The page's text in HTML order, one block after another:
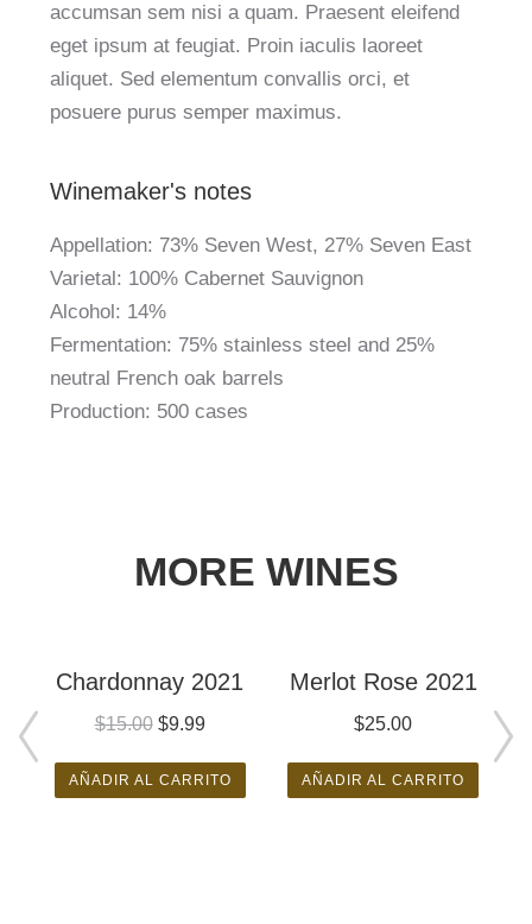
accumsan sem nisi a quam. Praesent eleifend
eget ipsum at feugiat. Proin iaculis laoreet
aliquet. Sed elementum convallis orci, et
posuere purus semper maximus.
Winemaker's notes
Appellation: 73% Seven West, 27% Seven East
Varietal: 100% Cabernet Sauvignon
Alcohol: 14%
Fermentation: 75% stainless steel and 25%
neutral French oak barrels
Production: 500 cases
MORE WINES
Chardonnay 2021
$15.00 $9.99
AÑADIR AL CARRITO
Merlot Rose 2021
$25.00
AÑADIR AL CARRITO